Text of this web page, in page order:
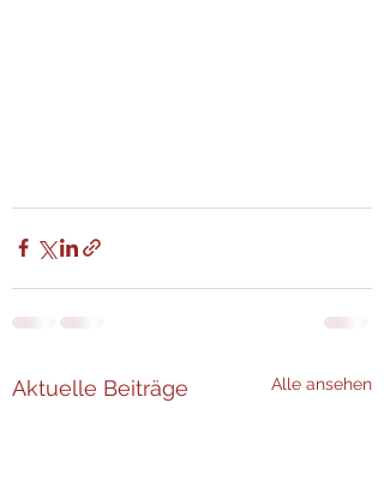
Aktuelle Beiträge Alle ansehen